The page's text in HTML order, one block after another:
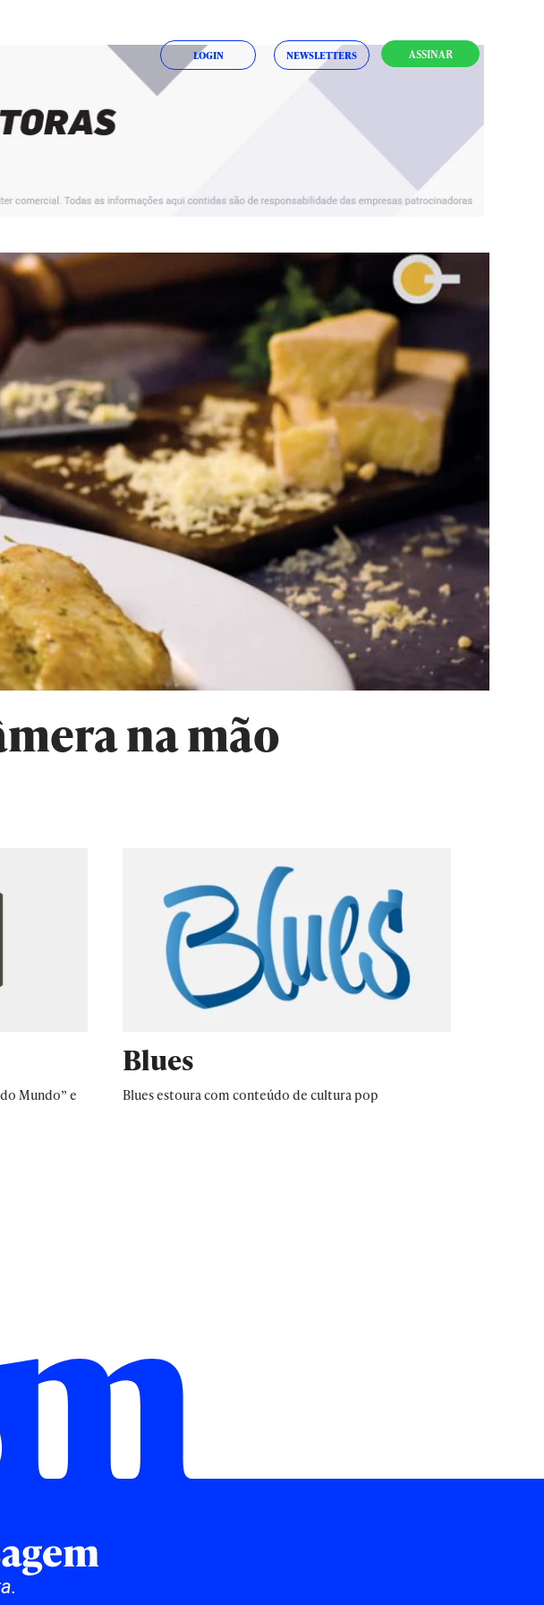
LOGIN NEWSLETTERS ASSINAR
na mão
Mundo” e
Blues
Blues estoura com conteúdo de cultura pop